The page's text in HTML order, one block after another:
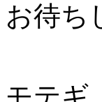
お待ち